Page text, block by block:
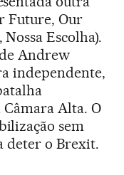
Future, Our
Escolha).
Andrew
independente,
Alta. O
sem
deter o Brexit.